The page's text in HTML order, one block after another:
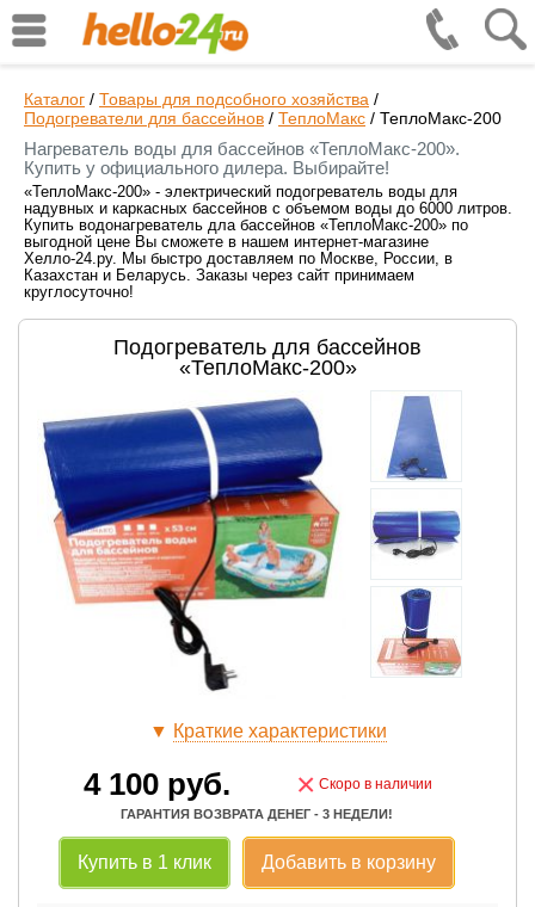
Каталог / Товары для подсобного хозяйства /
Подогреватели для бассейнов / ТеплоМакс / ТеплоМакс-200
Нагреватель воды для бассейнов «ТеплоМакс-200».
Купить у официального дилера. Выбирайте!
«ТеплоМакс-200» - электрический подогреватель воды для
надувных и каркасных бассейнов с объемом воды до 6000 литров.
Купить водонагреватель дла бассейнов «ТеплоМакс-200» по
выгодной цене Вы сможете в нашем интернет-магазине
Хелло-24.ру. Мы быстро доставляем по Москве, России, в
Казахстан и Беларусь. Заказы через сайт принимаем
круглосуточно!
Подогреватель для бассейнов
«ТеплоМакс-200»
▼ Краткие характеристики
4 100руб. × Скоро в наличии
ГАРАНТИЯ ВОЗВРАТА ДЕНЕГ - 3 НЕДЕЛИ!
Купить в 1 клик Добавить в корзину